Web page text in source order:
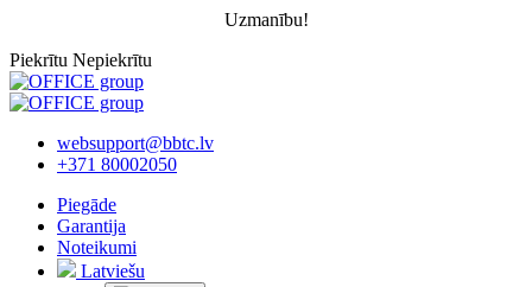
Uzmanību!
Piekrītu Nepiekrītu
websupport@bbtc.lv
+371 80002050
Piegāde
Garantija
Noteikumi
Latviešu